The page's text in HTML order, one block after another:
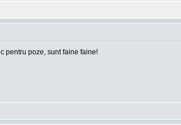
pentru poze, sunt faine faine!